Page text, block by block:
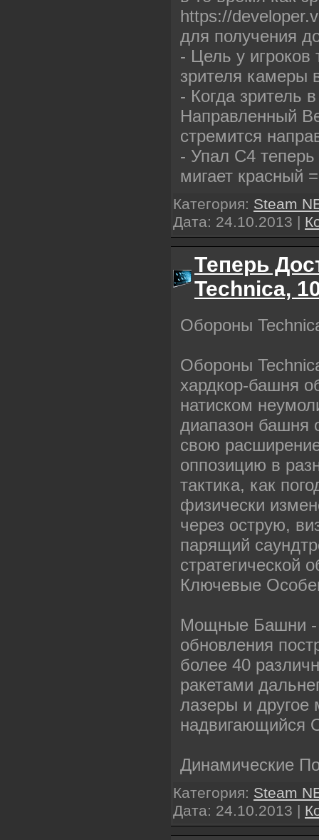
https://
для получения
- Цель у игроков
зрителя
- Когда зритель
Направленный
стремится
- Упал C4
мигает красный
Категория: Steam
Дата: 24.10.2013 |
Теперь
Technica,
Обороны
Обороны
хардкор-башня
натиском
диапазон башня
свою
оппозицию в
тактика, как
физически
через острую,
парящий
стратегической
Ключевые
Мощные Башни -
обновления
более 40
ракетами
лазеры и
надвигающийся
Динамические
Категория: Steam
Дата: 24.10.2013 |